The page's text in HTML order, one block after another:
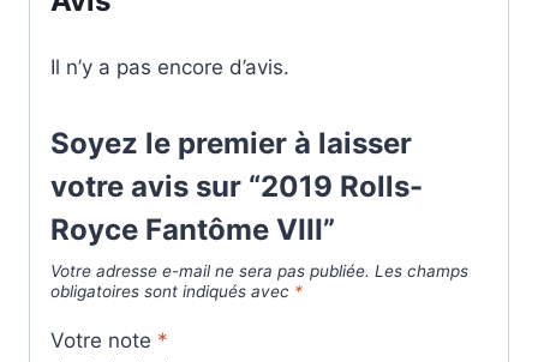
Il n’y a pas encore d’avis.
Soyez le premier à laisser
votre avis sur “2019 Rolls-
Royce Fantôme VIII”
Votre adresse e-mail ne sera pas publiée. Les champs
obligatoires sont indiqués avec *
Votre note *